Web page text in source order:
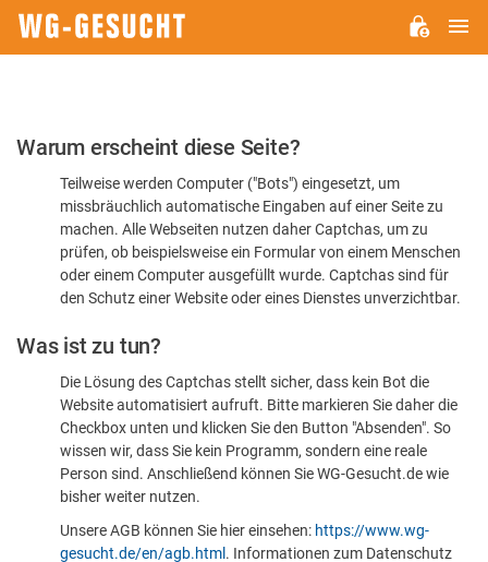
Bitte
dass
sind
Warum erscheint diese Seite?
Teilweise werden Computer ("Bots") eingesetzt, um
missbräuchlich automatische Eingaben auf einer Seite zu
machen. Alle Webseiten nutzen daher Captchas, um zu
prüfen, ob beispielsweise ein Formular von einem Menschen
oder einem Computer ausgefüllt wurde. Captchas sind für
den Schutz einer Website oder eines Dienstes unverzichtbar.
Was ist zu tun?
Die Lösung des Captchas stellt sicher, dass kein Bot die
Website automatisiert aufruft. Bitte markieren Sie daher die
Checkbox unten und klicken Sie den Button "Absenden". So
wissen wir, dass Sie kein Programm, sondern eine reale
Person sind. Anschließend können Sie WG-Gesucht.de wie
bisher weiter nutzen.
Unsere AGB können Sie hier einsehen: https://www.wg-
gesucht.de/en/agb.html . Informationen zum Datenschutz